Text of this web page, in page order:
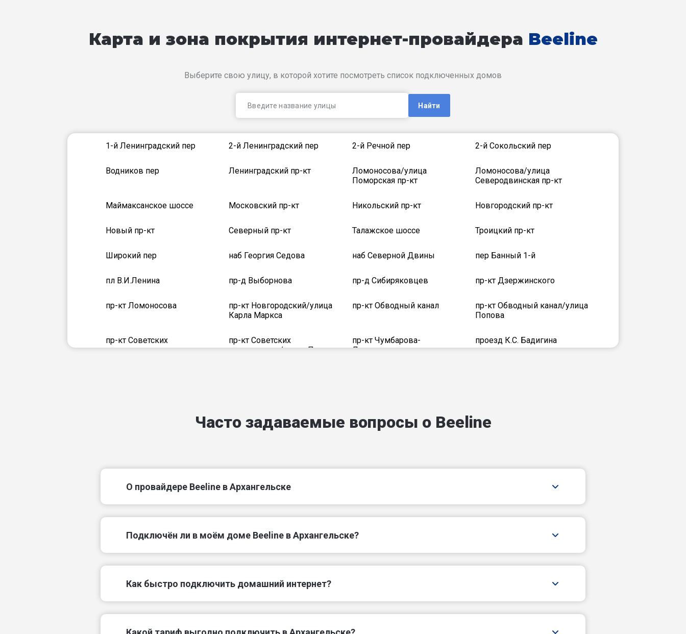
Карта и зона покрытия интернет-провайдера Beeline
Выберите свою улицу, в которой хотите посмотреть список подключенных домов
Найти
1-й Ленинградский пер 2-й Ленинградский пер 2-й Речной пер 2-й Сокольский пер
Водников пер Ленинградский пр-кт
Ломоносова/улица
Поморская пр-кт
Ломоносова/улица
Северодвинская пр-кт
Маймаксанское шоссе Московский пр-кт Никольский пр-кт Новгородский пр-кт
Новый пр-кт Северный пр-кт Талажское шоссе Троицкий пр-кт
Широкий пер наб Георгия Седова наб Северной Двины пер Банный 1-й
пл В.И.Ленина пр-д Выборнова пр-д Сибиряковцев пр-кт Дзержинского
пр-кт Ломоносова
пр-кт Новгородский/улица
Карла Маркса
пр-кт Обводный канал
пр-кт Обводный канал/улица
Попова
пр-кт Советских
космонавтов
пр-кт Советских
космонавтов/улица Попова
пр-кт Чумбарова-
Лучинского
проезд К.С. Бадигина
ул Беломорская ул Беломорской флотилии
ул Вологодская ул Володарского ул Воронина В.И.
Часто задаваемые вопросы о Beeline
О провайдере Beeline в Архангельске
Подключëн ли в моём доме Beeline в Архангельске?
Как быстро подключить домашний интернет?